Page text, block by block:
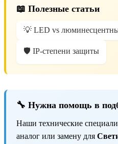
📖 Полезные статьи
💡 LED vs
🛡️ IP-степени защиты
🔧 Нужна помощь в
Наши технические
аналог или замену для